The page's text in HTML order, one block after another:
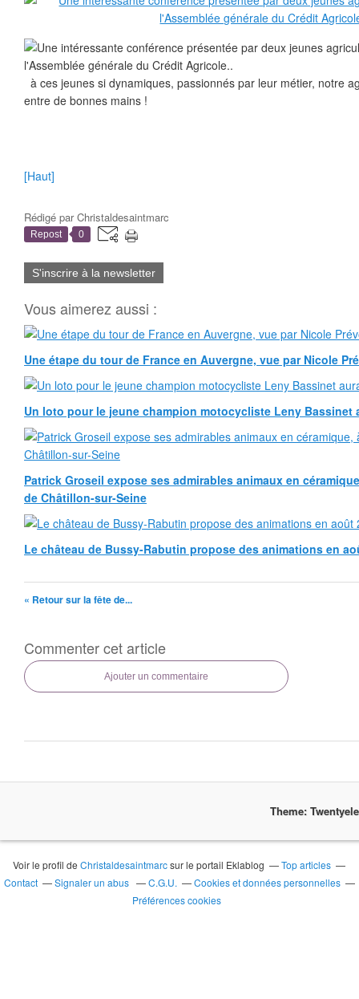
à ces jeunes si dynamiques, passionnés par leur métier, notre
entre de bonnes mains !
[Haut]
Rédigé parChristaldesaintmarc
Repost 0
S'inscrire à la newsletter
Vous aimerez aussi :
Une étape du tour de France en Auvergne, vue par Nicole
Un loto pour le jeune champion motocycliste Leny Bassinet
Patrick Groseil expose ses admirables animaux en
de Châtillon-sur-Seine
Le château de Bussy-Rabutin propose des animations en
« Retour sur la fête de...
Commenter cet article
Ajouter un commentaire
Theme:
Voir le profil deChristaldesaintmarcsur le portail Eklablog
Top articles
Contact
Signaler un abus C.G.U.
Cookies et données personnelles
Préférences cookies